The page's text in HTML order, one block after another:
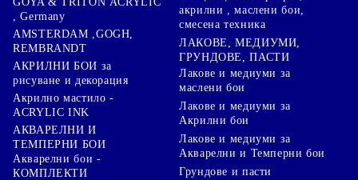
, Germany
AMSTERDAM ,GOGH,
REMBRANDT
АКРИЛНИ БОИ за
рисуване и декорация
Акрилно мастило -
ACRYLIC INK
АКВАРЕЛНИ И
ТЕМПЕРНИ БОИ
Акварелни бои -
КОМПЛЕКТИ
акрилни , маслени бои,
смесена техника
ЛАКОВЕ, МЕДИУМИ,
ГРУНДОВЕ, ПАСТИ
Лакове и медиуми за
маслени бои
Лакове и медиуми за
Акрилни бои
Лакове и медиуми за
Акварелни и Темперни бои
Грундове и пасти